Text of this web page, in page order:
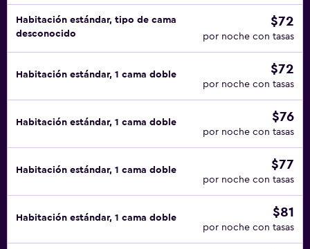
Habitación estándar, tipo de cama
desconocido
$72
por noche con tasas
Habitación estándar, 1 cama doble $72
por noche con tasas
Habitación estándar, 1 cama doble $76
por noche con tasas
Habitación estándar, 1 cama doble $77
por noche con tasas
Habitación estándar, 1 cama doble $81
por noche con tasas